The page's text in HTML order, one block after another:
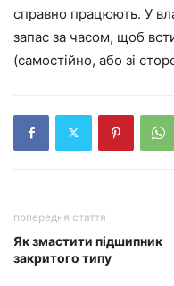
справно працюють. У
запас за часом, щоб
(самостійно, або зі
попередня стаття
Як змастити підшипник
закритого типу